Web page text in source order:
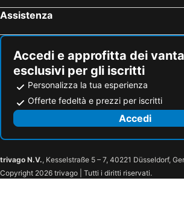
Assistenza
Accedi e approfitta dei
esclusivi per gli iscritti
Personalizza la tua esperienza
Offerte fedeltà e prezzi per iscritti
Accedi
trivago N.V., Kesselstraße 5 – 7, 40221 Düsseldorf,
Copyright 2026 trivago | Tutti i diritti riservati.